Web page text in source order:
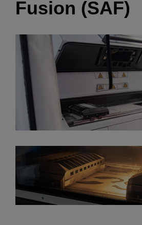
Fusion (SAF)